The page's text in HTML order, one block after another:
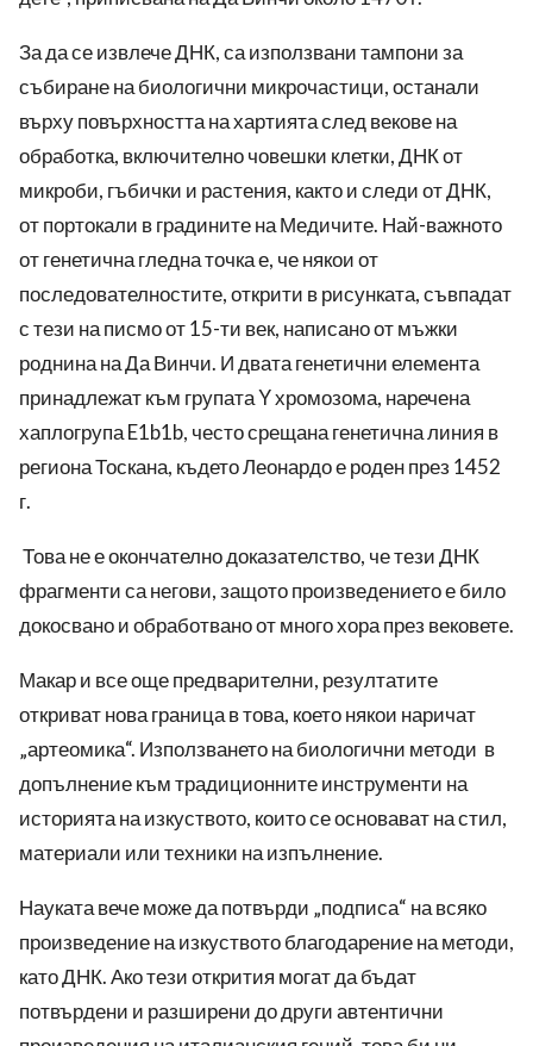
За да се извлече ДНК, са използвани тампони за
събиране на биологични микрочастици, останали
върху повърхността на хартията след векове на
обработка, включително човешки клетки, ДНК от
микроби, гъбички и растения, както и следи от ДНК,
от портокали в градините на Медичите. Най-важното
от генетична гледна точка е, че някои от
последователностите, открити в рисунката, съвпадат
с тези на писмо от 15-ти век, написано от мъжки
роднина на Да Винчи. И двата генетични елемента
принадлежат към групата Y хромозома, наречена
хаплогрупа E1b1b, често срещана генетична линия в
региона Тоскана, където Леонардо е роден през 1452
г.
Това не е окончателно доказателство, че тези ДНК
фрагменти са негови, защото произведението е било
докосвано и обработвано от много хора през вековете.
Макар и все още предварителни, резултатите
откриват нова граница в това, което някои наричат
„артеомика“. Използването на биологични методи в
допълнение към традиционните инструменти на
историята на изкуството, които се основават на стил,
материали или техники на изпълнение.
Науката вече може да потвърди „подписа“ на всяко
произведение на изкуството благодарение на методи,
като ДНК. Ако тези открития могат да бъдат
потвърдени и разширени до други автентични